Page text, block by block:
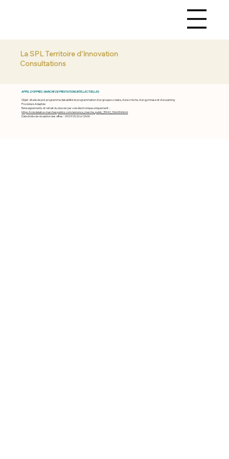
La SPL Territoire d'Innovation
Consultations
APPEL D'OFFRES :MARCHE DE PRESTATIONS INTELLECTUELLES
Objet : étude de pré-programme, faisabilité et programmation d'un groupe scolaire, d'une crèche, d'un gymnase et d'un parking
Procédure Adaptée
Renseignements et retrait du dossier par voie électronique uniquement :
https://voixdelain.e-marchespublics.com/annonce_marche_public_15942_1166434.html
Date limite de réception des offres : 09/07/2026 à 12h00